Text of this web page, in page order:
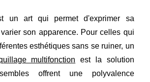
un art qui permet d'exprimer sa
son apparence. Pour celles qui
esthétiques sans se ruiner, un
multifonction est la solution
offrent une polyvalence